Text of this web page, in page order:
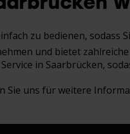
zu bedienen, sodass
und bietet
in Saarbrücken,
Sie uns für weitere